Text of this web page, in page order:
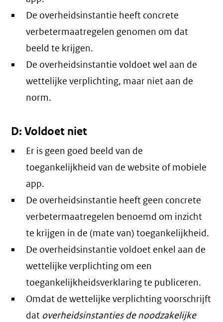
De overheidsinstantie heeft concrete
verbetermaatregelen genomen om dat
beeld te krijgen.
De overheidsinstantie voldoet wel aan de
wettelijke verplichting, maar niet aan de
norm.
D: Voldoet niet
Er is geen goed beeld van de
toegankelijkheid van de website of mobiele
app.
De overheidsinstantie heeft geen concrete
verbetermaatregelen benoemd om inzicht
te krijgen in de (mate van) toegankelijkheid.
De overheidsinstantie voldoet enkel aan de
wettelijke verplichting om een
toegankelijkheidsverklaring te publiceren.
Omdat de wettelijke verplichting voorschrijft
dat overheidsinstanties de noodzakelijke